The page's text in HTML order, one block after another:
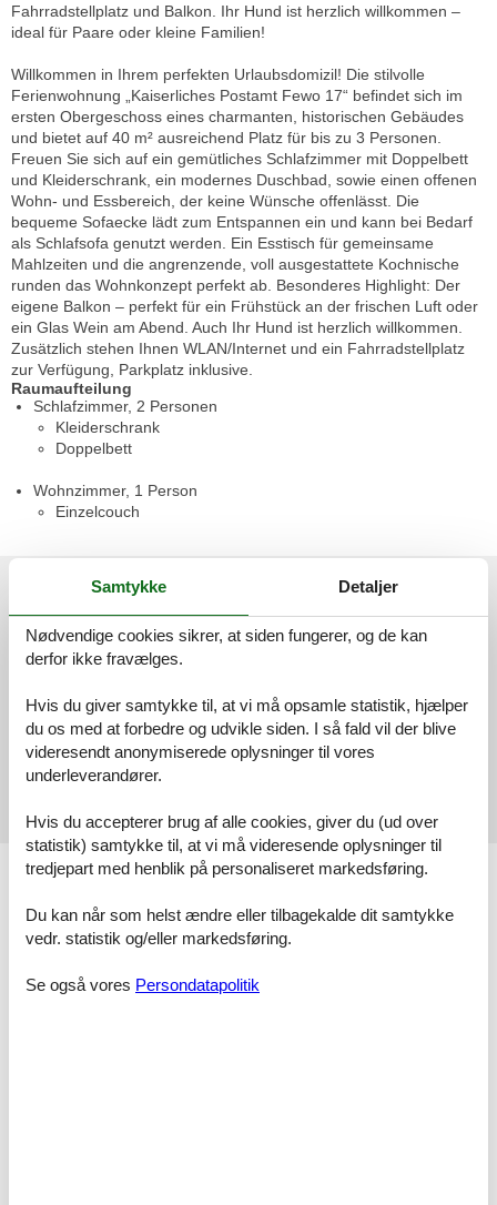
Fahrradstellplatz und Balkon. Ihr Hund ist herzlich willkommen –
ideal für Paare oder kleine Familien!
Willkommen in Ihrem perfekten Urlaubsdomizil! Die stilvolle
Ferienwohnung „Kaiserliches Postamt Fewo 17“ befindet sich im
ersten Obergeschoss eines charmanten, historischen Gebäudes
und bietet auf 40 m² ausreichend Platz für bis zu 3 Personen.
Freuen Sie sich auf ein gemütliches Schlafzimmer mit Doppelbett
und Kleiderschrank, ein modernes Duschbad, sowie einen offenen
Wohn- und Essbereich, der keine Wünsche offenlässt. Die
bequeme Sofaecke lädt zum Entspannen ein und kann bei Bedarf
als Schlafsofa genutzt werden. Ein Esstisch für gemeinsame
Mahlzeiten und die angrenzende, voll ausgestattete Kochnische
runden das Wohnkonzept perfekt ab. Besonderes Highlight: Der
eigene Balkon – perfekt für ein Frühstück an der frischen Luft oder
ein Glas Wein am Abend. Auch Ihr Hund ist herzlich willkommen.
Zusätzlich stehen Ihnen WLAN/Internet und ein Fahrradstellplatz
zur Verfügung, Parkplatz inklusive.
Raumaufteilung
Schlafzimmer, 2 Personen
Kleiderschrank
Doppelbett
Wohnzimmer, 1 Person
Einzelcouch
Eksterne anmeldelser
Vores gæsteanmeldelserEksterne anmeldelser
4,0
1 ekstern anmeldelse
Faciliteter
Afstand
Lufthavnsafstand
Strandafstand
Samtykke Detaljer
Nødvendige cookies sikrer, at siden fungerer, og de kan
derfor ikke fravælges.
Hvis du giver samtykke til, at vi må opsamle statistik, hjælper
du os med at forbedre og udvikle siden. I så fald vil der blive
videresendt anonymiserede oplysninger til vores
underleverandører.
Hvis du accepterer brug af alle cookies, giver du (ud over
statistik) samtykke til, at vi må videresende oplysninger til
tredjepart med henblik på personaliseret markedsføring.
Du kan når som helst ændre eller tilbagekalde dit samtykke
vedr. statistik og/eller markedsføring.
Se også vores Persondatapolitik